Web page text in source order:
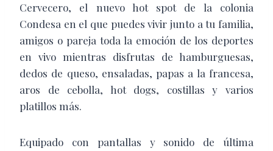
Cervecero, el nuevo hot spot de la colonia
Condesa en el que puedes vivir junto a tu familia,
amigos o pareja toda la emoción de los deportes
en vivo mientras disfrutas de hamburguesas,
dedos de queso, ensaladas, papas a la francesa,
aros de cebolla, hot dogs, costillas y varios
platillos más.
Equipado con pantallas y sonido de última